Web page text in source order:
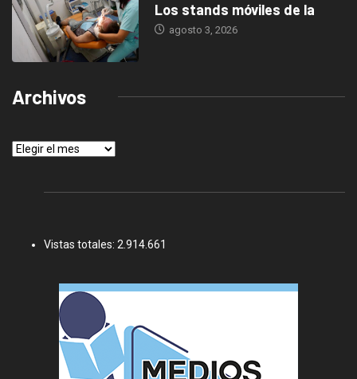
Los stands móviles de la
agosto 3, 2026
Archivos
Archivos
Vistas totales: 2.914.661